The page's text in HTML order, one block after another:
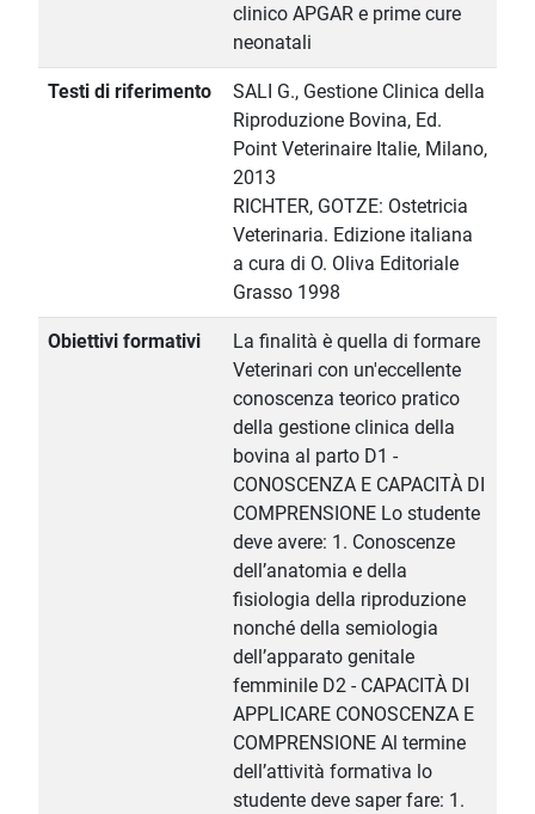
clinico APGAR e prime cure
neonatali
Testi di riferimento
SALI G., Gestione Clinica della
Riproduzione Bovina, Ed.
Point Veterinaire Italie, Milano,
2013
RICHTER, GOTZE: Ostetricia
Veterinaria. Edizione italiana
a cura di O. Oliva Editoriale
Grasso 1998
Obiettivi formativi
La finalità è quella di formare
Veterinari con un'eccellente
conoscenza teorico pratico
della gestione clinica della
bovina al parto D1 -
CONOSCENZA E CAPACITÀ DI
COMPRENSIONE Lo studente
deve avere: 1. Conoscenze
dell’anatomia e della
fisiologia della riproduzione
nonché della semiologia
dell’apparato genitale
femminile D2 - CAPACITÀ DI
APPLICARE CONOSCENZA E
COMPRENSIONE Al termine
dell’attività formativa lo
studente deve saper fare: 1.